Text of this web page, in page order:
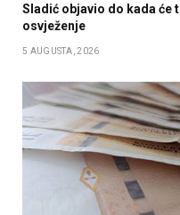
Sladić objavio do kada će
osvježenje
5 AUGUSTA, 2026